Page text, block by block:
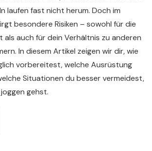
laufen fast nicht herum. Doch im
besondere Risiken – sowohl für die
als auch für dein Verhältnis zu anderen
In diesem Artikel zeigen wir dir, wie
vorbereitest, welche Ausrüstung
Situationen du besser vermeidest,
gehst.